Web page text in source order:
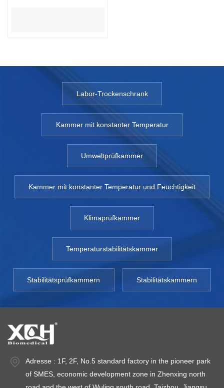
Labor-Trockenschrank
Kammer mit konstanter Temperatur
Umweltprüfkammer
Kammer mit konstanter Temperatur und Feuchtigkeit
Klimaprüfkammer
Temperaturstabilitätskammer
Stabilitätsprüfkammern Stabilitätskammern
Adresse : 1F, 2F, No.5 standard factory in the pioneer park
of SMES, economic development zone in Zhenxing north